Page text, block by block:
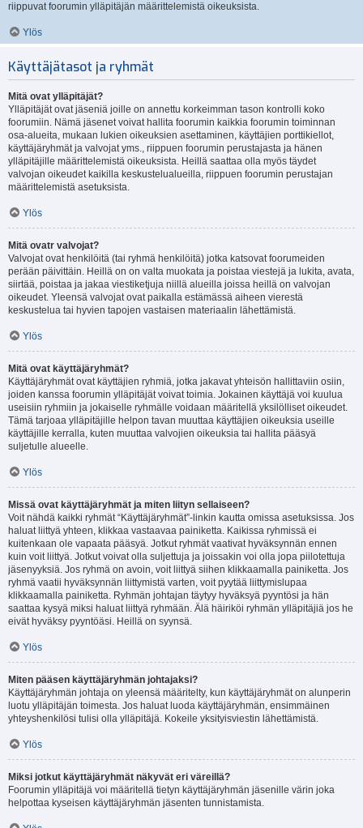
riippuvat foorumin ylläpitäjän määrittelemistä oikeuksista.
Ylös
Käyttäjätasot ja ryhmät
Mitä ovat ylläpitäjät?
Ylläpitäjät ovat jäseniä joille on annettu korkeimman tason kontrolli koko
foorumiin. Nämä jäsenet voivat hallita foorumin kaikkia foorumin toiminnan
osa-alueita, mukaan lukien oikeuksien asettaminen, käyttäjien porttikiellot,
käyttäjäryhmät ja valvojat yms., riippuen foorumin perustajasta ja hänen
ylläpitäjille määrittelemistä oikeuksista. Heillä saattaa olla myös täydet
valvojan oikeudet kaikilla keskustelualueilla, riippuen foorumin perustajan
määrittelemistä asetuksista.
Ylös
Mitä ovatr valvojat?
Valvojat ovat henkilöitä (tai ryhmä henkilöitä) jotka katsovat foorumeiden
perään päivittäin. Heillä on on valta muokata ja poistaa viestejä ja lukita, avata,
siirtää, poistaa ja jakaa viestiketjuja niillä alueilla joissa heillä on valvojan
oikeudet. Yleensä valvojat ovat paikalla estämässä aiheen vierestä
keskustelua tai hyvien tapojen vastaisen materiaalin lähettämistä.
Ylös
Mitä ovat käyttäjäryhmät?
Käyttäjäryhmät ovat käyttäjien ryhmiä, jotka jakavat yhteisön hallittaviin osiin,
joiden kanssa foorumin ylläpitäjät voivat toimia. Jokainen käyttäjä voi kuulua
useisiin ryhmiin ja jokaiselle ryhmälle voidaan määritellä yksilölliset oikeudet.
Tämä tarjoaa ylläpitäjille helpon tavan muuttaa käyttäjien oikeuksia useille
käyttäjille kerralla, kuten muuttaa valvojien oikeuksia tai hallita pääsyä
suljetulle alueelle.
Ylös
Missä ovat käyttäjäryhmät ja miten liityn sellaiseen?
Voit nähdä kaikki ryhmät “Käyttäjäryhmät”-linkin kautta omissa asetuksissa. Jos
haluat liittyä yhteen, klikkaa vastaavaa painiketta. Kaikissa ryhmissä ei
kuitenkaan ole vapaata pääsyä. Jotkut ryhmät vaativat hyväksynnän ennen
kuin voit liittyä. Jotkut voivat olla suljettuja ja joissakin voi olla jopa piilotettuja
jäsenyyksiä. Jos ryhmä on avoin, voit liittyä siihen klikkaamalla painiketta. Jos
ryhmä vaatii hyväksynnän liittymistä varten, voit pyytää liittymislupaa
klikkaamalla painiketta. Ryhmän johtajan täytyy hyväksyä pyyntösi ja hän
saattaa kysyä miksi haluat liittyä ryhmään. Älä häiriköi ryhmän ylläpitäjiä jos he
eivät hyväksy pyyntöäsi. Heillä on syynsä.
Ylös
Miten pääsen käyttäjäryhmän johtajaksi?
Käyttäjäryhmän johtaja on yleensä määritelty, kun käyttäjäryhmät on alunperin
luotu ylläpitäjän toimesta. Jos haluat luoda käyttäjäryhmän, ensimmäinen
yhteyshenkilösi tulisi olla ylläpitäjä. Kokeile yksityisviestin lähettämistä.
Ylös
Miksi jotkut käyttäjäryhmät näkyvät eri väreillä?
Foorumin ylläpitäjä voi määritellä tietyn käyttäjäryhmän jäsenille värin joka
helpottaa kyseisen käyttäjäryhmän jäsenten tunnistamista.